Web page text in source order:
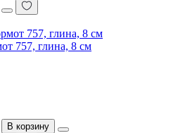
757, глина, 8 см
В корзину